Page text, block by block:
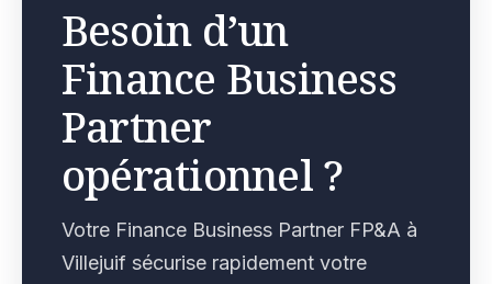
Besoin d’un
Finance Business
Partner
opérationnel ?
Votre Finance Business Partner FP&A à
Villejuif sécurise rapidement votre